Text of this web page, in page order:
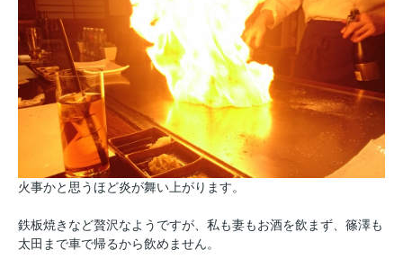
火事かと思うほど炎が舞い上がります。
鉄板焼きなど贅沢なようですが、私も妻もお酒を飲まず、篠澤も
太田まで車で帰るから飲めません。